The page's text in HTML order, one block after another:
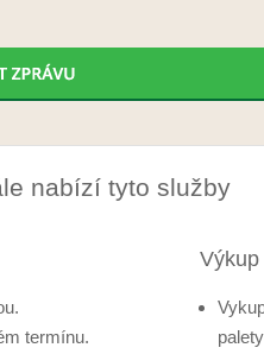
nabízí tyto služby
termínu.